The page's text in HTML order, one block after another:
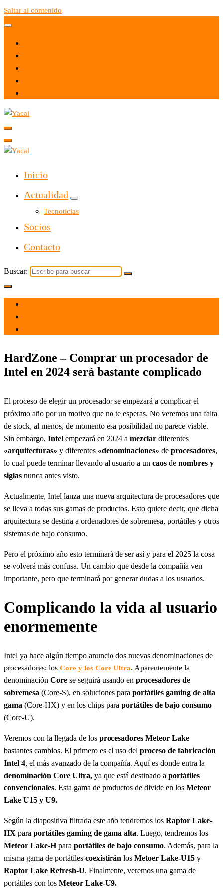
Saltar al contenido
Yacal micro hosting
Inicio
Actualidad
Tecnoticias
Socios
Contacto
Buscar:
HardZone – Comprar un procesador de
Intel en 2024 será bastante complicado
El proceso de elegir un procesador se empezará a complicar el
próximo año por un motivo que no te esperas. No veremos una falta
de stock, al menos, de momento esa posibilidad no parece viable.
Sin embargo, Intel empezará en 2024 a mezclar diferentes
«arquitecturas» y diferentes «denominaciones» de procesadores,
lo cual puede terminar llevando al usuario a un caos de nombres y
siglas nunca antes visto.
Actualmente, Intel lanza una nueva arquitectura de procesadores que
se lleva a todas sus gamas de productos. Esto quiere decir, que dicha
arquitectura se destina a ordenadores de sobremesa, portátiles y otros
sistemas de bajo consumo.
Pero el próximo año esto terminará de ser así y para el 2025 la cosa
se volverá más confusa. Un cambio que desde la compañía ven
importante, pero que terminará por generar dudas a los usuarios.
Complicando la vida al usuario
enormemente
Intel ya hace algún tiempo anuncio dos nuevas denominaciones de
procesadores: los Core y los Core Ultra. Aparentemente la
denominación Core se seguirá usando en procesadores de
sobremesa (Core-S), en soluciones para portátiles gaming de alta
gama (Core-HX) y en los chips para portátiles de bajo consumo
(Core-U).
Veremos con la llegada de los procesadores Meteor Lake
bastantes cambios. El primero es el uso del proceso de fabricación
Intel 4, el más avanzado de la compañía. Aquí es donde entra la
denominación Core Ultra, ya que está destinado a portátiles
convencionales. Esta gama de productos de divide en los Meteor
Lake U15 y U9.
Según la diapositiva filtrada este año tendremos los Raptor Lake-
HX para portátiles gaming de gama alta. Luego, tendremos los
Meteor Lake-Hpara portátiles de bajo consumo. Además, para la
misma gama de portátiles coexistirán los Metoer Lake-U15 y
Raptor Lake Refresh-U. Finalmente, veremos una gama de
portátiles con los Meteor Lake-U9.